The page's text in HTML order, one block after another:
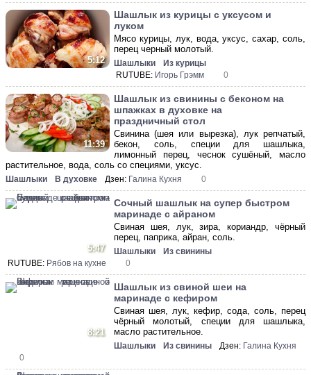
5:12
Шашлык из курицы с уксусом и
луком
Мясо курицы, лук, вода, уксус, сахар, соль,
перец черный молотый.
Шашлыки
Из курицы
RUTUBE: Игорь Грэмм 0
11:39
Шашлык из свинины с беконом на
шпажках в духовке на
праздничный стол
Свинина (шея или вырезка), лук репчатый,
бекон, соль, специи для шашлыка,
лимонный перец, чеснок сушёный, масло
растительное, вода, соль со специями, уксус.
Шашлыки В духовке Дзен: Галина Кухня 0
5:47
Сочный шашлык на супер быстром
маринаде с айраном
Свиная шея, лук, зира, кориандр, чёрный
перец, паприка, айран, соль.
Шашлыки
Из свинины
RUTUBE: Рябов на кухне 0
8:21
Шашлык из свиной шеи на
маринаде с кефиром
Свиная шея, лук, кефир, сода, соль, перец
чёрный молотый, специи для шашлыка,
масло растительное.
Шашлыки Из свинины Дзен: Галина Кухня
0